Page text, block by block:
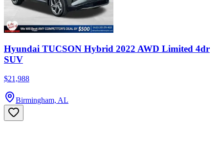
Hyundai TUCSON Hybrid 2022 AWD Limited 4dr
SUV
$21,988
Birmingham, AL